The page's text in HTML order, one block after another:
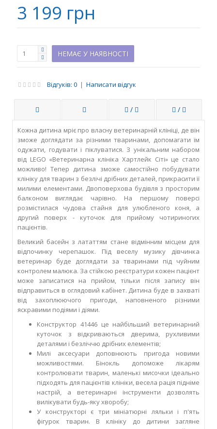
3 199 грн
НЕМАЄ У НАЯВНОСТІ
Відгуків: 0 | Написати відгук
/ /
Кожна дитина мріє про власну ветеринарній клініці, де він
зможе доглядати за різними тваринами, допомагати їм
одужати, годувати і піклуватися. З унікальним набором
від LEGO «Ветеринарна клініка Хартлейк Сіті» це стало
можливо! Тепер дитина зможе самостійно побудувати
клініку для тварин з безлічі дрібних деталей, прикрасити її
милими елементами. Двоповерхова будівля з просторим
балконом виглядає чарівно. На першому поверсі
розмістилася чудова стайня для улюбленого коня, а
другий поверх - куточок для прийому чотириногих
пацієнтів.
Великий басейн з лататтям стане відмінним місцем для
відпочинку черепашок. Під веселу музику дівчинка
ветеринар буде доглядати за тваринами під чуйним
контролем малюка. За стійкою реєстратури кожен пацієнт
може записатися на прийом, тільки після запису він
відправиться в оглядовий кабінет. Дитина буде в захваті
від захоплюючого пригоди, наповненого різними
яскравими подіями і діями.
Конструктор 41446 це найбільший ветеринарний
куточок з відкриваються дверима, рухливими
деталями і безліччю дрібних елементів;
Милі аксесуари доповнюють пригода новими
можливостями. Бінокль допоможе лікарям
контролювати тварин, маленькі мисочки ідеально
підходять для пацієнтів клініки, весела рація підніме
настрій, а ветеринарні інструменти дозволять
вилікувати будь-яку хворобу;
У конструкторі є три мініатюрні ляльки і п'ять
фігурок тварин. В клініку до дитини загляне